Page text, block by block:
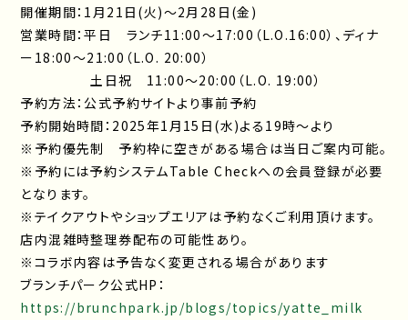
開催期間：1月21日(火)～2月28日(金)
営業時間：平日 ランチ11:00～17:00（L.O.16:00）、ディナ
ー18:00～21:00（L.O. 20:00）
土日祝 11:00～20:00（L.O. 19:00）
予約方法：公式予約サイトより事前予約
予約開始時間：2025年1月15日(水)よる19時～より
※予約優先制 予約枠に空きがある場合は当日ご案内可能。
※予約には予約システムTable Checkへの会員登録が必要
となります。
※テイクアウトやショップエリアは予約なくご利用頂けます。
店内混雑時整理券配布の可能性あり。
※コラボ内容は予告なく変更される場合があります
ブランチパーク公式HP：
https://brunchpark.jp/blogs/topics/yatte_milk